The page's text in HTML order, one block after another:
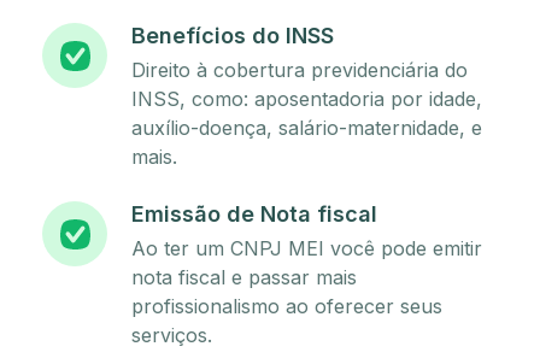
Benefícios do INSS
Direito à cobertura previdenciária do
INSS, como: aposentadoria por idade,
auxílio-doença, salário-maternidade, e
mais.
Emissão de Nota fiscal
Ao ter um CNPJ MEI você pode emitir
nota fiscal e passar mais
profissionalismo ao oferecer seus
serviços.